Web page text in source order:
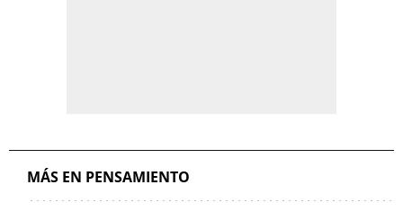
MÁS EN PENSAMIENTO